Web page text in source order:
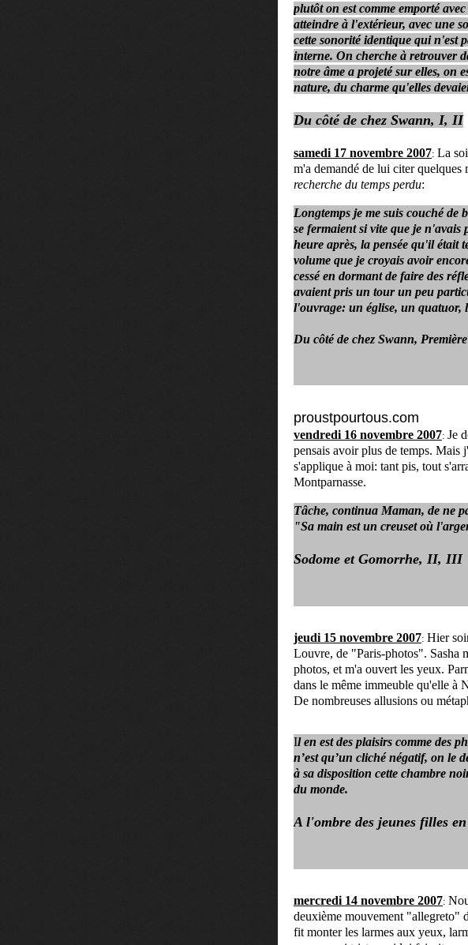
plutôt on est comme emporté
atteindre à l'extérieur, avec une
cette sonorité identique qui n'est
interne. On cherche à retrouver
notre âme a projeté sur elles, on
nature, du charme qu'elles
Du côté de chez Swann, I, II
samedi 17 novembre 2007: La
m'a demandé de lui citer quelques
recherche du temps perdu:
Longtemps je me suis couché de
se fermaient si vite que je
heure après, la pensée qu'il était
volume que je croyais avoir
cessé en dormant de faire des
avaient pris un tour un peu
l'ouvrage: un église, un quatuor,
Du côté de chez Swann,
proustpourtous.com
vendredi 16 novembre 2007: Je
pensais avoir plus de temps. Mais
s'applique à moi: tant pis, tout
Montparnasse.
Tâche, continua Maman, de ne
"Sa main est un creuset où
Sodome et Gomorrhe, II, III
jeudi 15 novembre 2007: Hier
Louvre, de "Paris-photos". Sasha
photos, et m'a ouvert les yeux.
dans le même immeuble qu'elle à
De nombreuses allusions ou
Il en est des plaisirs comme des
n’est qu’un cliché négatif, on le
à sa disposition cette chambre
du monde.
A l'ombre des jeunes filles
mercredi 14 novembre 2007:
deuxième mouvement "allegreto"
fit monter les larmes aux yeux,